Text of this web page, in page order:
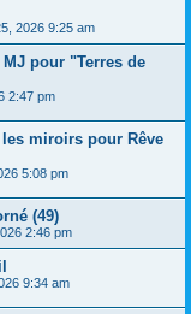
2026 9:25 am
pour "Terres de
2:47 pm
les miroirs pour Rêve
5:08 pm
(49)
2:46 pm
9:34 am